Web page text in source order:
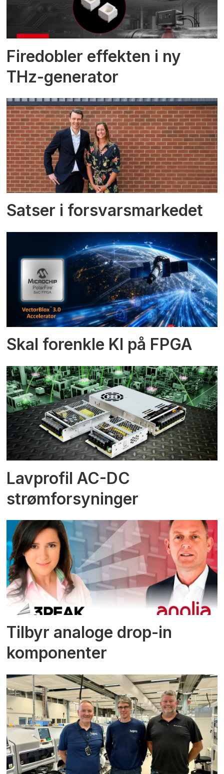
Firedobler effekten i ny
THz-generator
Satser i forsvarsmarkedet
Skal forenkle KI på FPGA
Lavprofil AC-DC
strømforsyninger
Tilbyr analoge drop-in
komponenter